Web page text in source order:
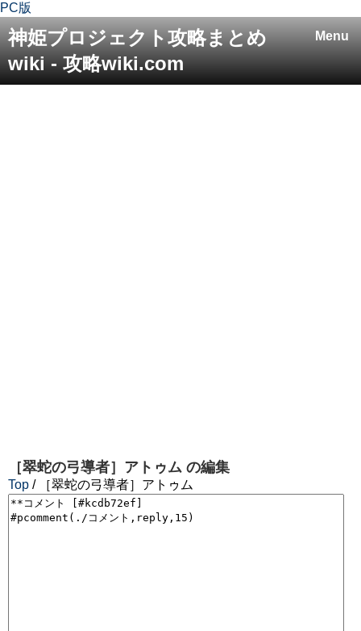
PC版
Menu
神姫プロジェクト攻略まとめ
wiki - 攻略wiki.com
［翠蛇の弓導者］アトゥム の編集
Top / ［翠蛇の弓導者］アトゥム